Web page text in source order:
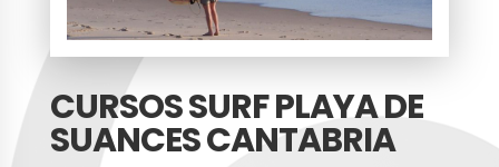
CURSOS SURF PLAYA DE
SUANCES CANTABRIA